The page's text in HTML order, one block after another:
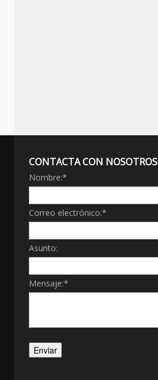
CONTACTA CON NOSOTROS
Nombre:*
Correo electrónico:*
Asunto:
Mensaje:*